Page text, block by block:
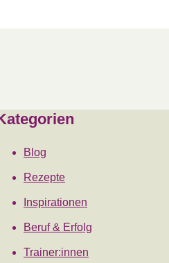
Blog
Rezepte
Inspirationen
Beruf & Erfolg
Trainer:innen